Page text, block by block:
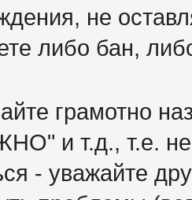
не
либо бан,
грамотно
и т.д., т.е.
- уважайте